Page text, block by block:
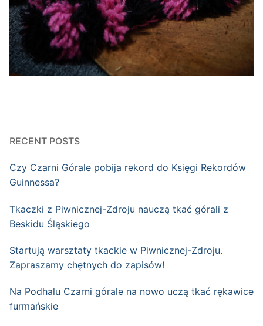
RECENT POSTS
Czy Czarni Górale pobija rekord do Księgi Rekordów
Guinnessa?
Tkaczki z Piwnicznej-Zdroju nauczą tkać górali z
Beskidu Śląskiego
Startują warsztaty tkackie w Piwnicznej-Zdroju.
Zapraszamy chętnych do zapisów!
Na Podhalu Czarni górale na nowo uczą tkać rękawice
furmańskie